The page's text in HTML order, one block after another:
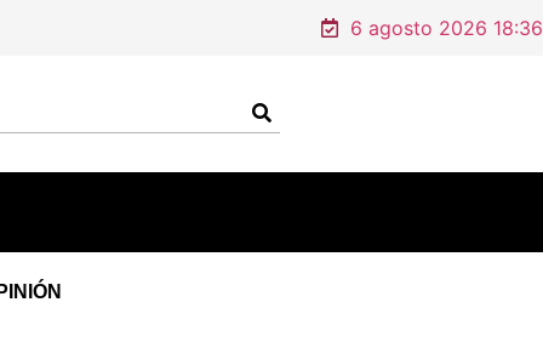
6 agosto 2026 18:36